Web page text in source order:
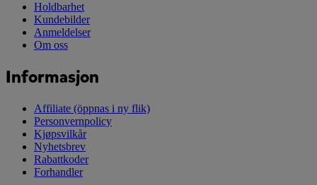
Holdbarhet
Kundebilder
Anmeldelser
Om oss
Informasjon
Affiliate (öppnas i ny flik)
Personvernpolicy
Kjøpsvilkår
Nyhetsbrev
Rabattkoder
Forhandler